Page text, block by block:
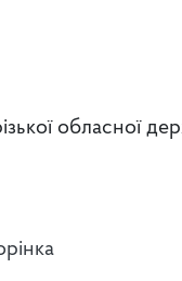
обласної